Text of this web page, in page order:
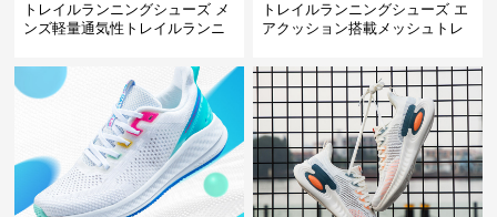
トレイルランニングシューズ メ
ンズ軽量通気性トレイルランニ
トレイルランニングシューズ エ
アクッション搭載メッシュトレ